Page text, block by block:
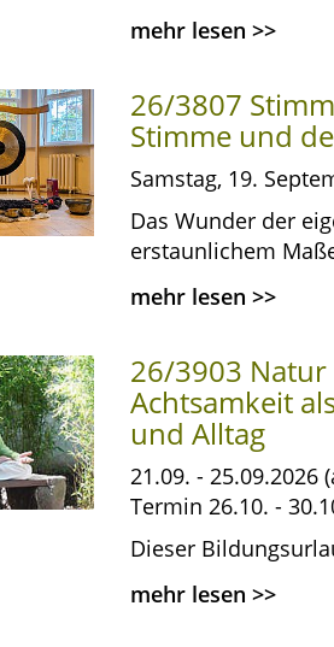
mehr lesen>>
26/3807
Stimme und
Samstag, 19.
Das Wunder der
erstaunlichem
mehr lesen>>
26/3903 Natur
Achtsamkeit
und Alltag
21.09. -
Termin 26.10. -
Dieser
mehr lesen>>